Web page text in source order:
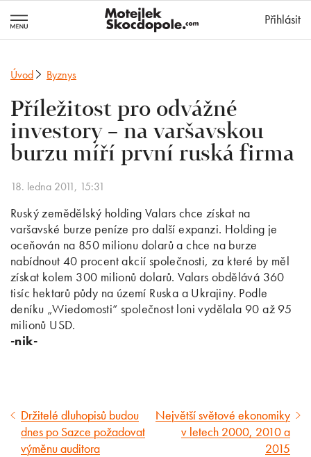
Přihlásit
Úvod Byznys
Příležitost pro odvážné
investory – na varšavskou
burzu míří první ruská firma
18. ledna 2011, 15:31
Ruský zemědělský holding Valars chce získat na
varšavské burze peníze pro další expanzi. Holding je
oceňován na 850 milionu dolarů a chce na burze
nabídnout 40 procent akcií společnosti, za které by měl
získat kolem 300 milionů dolarů. Valars obdělává 360
tisíc hektarů půdy na území Ruska a Ukrajiny. Podle
deníku „Wiedomosti“ společnost loni vydělala 90 až 95
milionů USD.
-nik-
Předcházející
článek
Držitelé dluhopisů budou
dnes po Sazce požadovat
výměnu auditora
Následující
článek
Největší světové ekonomiky
v letech 2000, 2010 a
2015